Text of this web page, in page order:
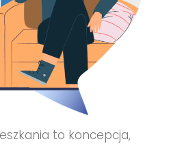
to koncepcja,